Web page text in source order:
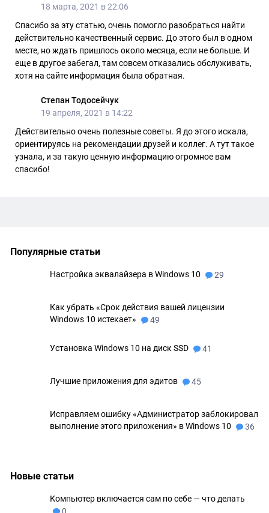
Популярные статьи
Настройка эквалайзера в Windows 10 29
Как убрать «Срок действия вашей лицензии
Windows 10 истекает»
49
Установка Windows 10 на диск SSD 41
Лучшие приложения для эдитов 45
Исправляем ошибку «Администратор заблокировал
выполнение этого приложения» в Windows 10
36
Новые статьи
Компьютер включается сам по себе — что делать
18 марта, 2021 в 22:06
Спасибо за эту статью, очень помогло разобраться найти
действительно качественный сервис. До этого был в одном
месте, но ждать пришлось около месяца, если не больше. И
еще в другое забегал, там совсем отказались обслуживать,
хотя на сайте информация была обратная.
Степан Тодосейчук
19 апреля, 2021 в 14:22
Действительно очень полезные советы. Я до этого искала,
ориентируясь на рекомендации друзей и коллег. А тут такое
узнала, и за такую ценную информацию огромное вам
спасибо!